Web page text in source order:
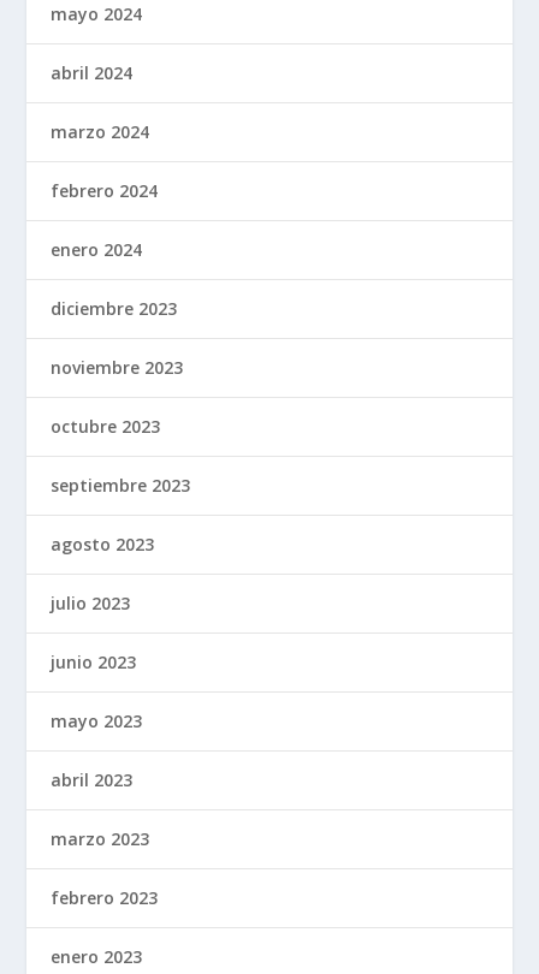
mayo 2024
abril 2024
marzo 2024
febrero 2024
enero 2024
diciembre 2023
noviembre 2023
octubre 2023
septiembre 2023
agosto 2023
julio 2023
junio 2023
mayo 2023
abril 2023
marzo 2023
febrero 2023
enero 2023